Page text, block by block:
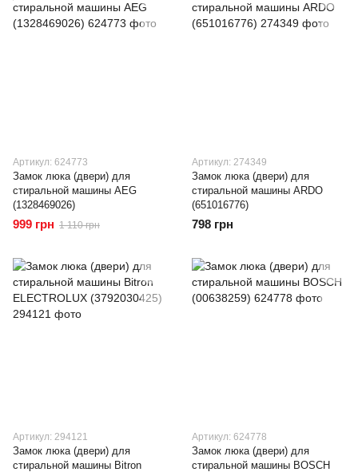
Артикул: 624773
Замок люка (двери) для
стиральной машины AEG
(1328469026)
999 грн 1 110 грн
Артикул: 274349
Замок люка (двери) для
стиральной машины ARDO
(651016776)
798 грн
Артикул: 294121
Замок люка (двери) для
стиральной машины Bitron
Артикул: 624778
Замок люка (двери) для
стиральной машины BOSCH